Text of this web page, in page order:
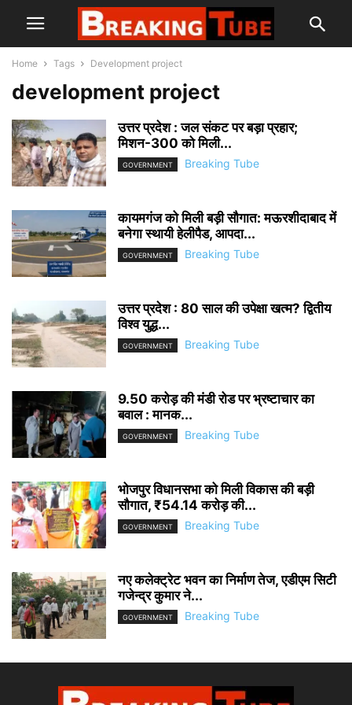
Home Tags Development project
development project
उत्तर प्रदेश : जल संकट पर बड़ा प्रहार;
मिशन-300 को मिली...
GOVERNMENT Breaking Tube
कायमगंज को मिली बड़ी सौगात: मऊरशीदाबाद में
बनेगा स्थायी हेलीपैड, आपदा...
GOVERNMENT Breaking Tube
उत्तर प्रदेश : 80 साल की उपेक्षा खत्म? द्वितीय
विश्व युद्ध...
GOVERNMENT Breaking Tube
9.50 करोड़ की मंडी रोड पर भ्रष्टाचार का
बवाल : मानक...
GOVERNMENT Breaking Tube
भोजपुर विधानसभा को मिली विकास की बड़ी
सौगात, ₹54.14 करोड़ की...
GOVERNMENT Breaking Tube
नए कलेक्ट्रेट भवन का निर्माण तेज, एडीएम सिटी
गजेन्द्र कुमार ने...
GOVERNMENT Breaking Tube